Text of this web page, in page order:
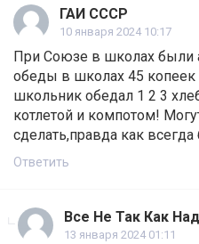
ГАИ СССР
10 января 2024 10:17
При Союзе в школах были
обеды в школах 45 копеек
школьник обедал 1 2 3
котлетой и компотом!
сделать,правда как
Ответить
Все Не Так Как
13 января 2024 01:11